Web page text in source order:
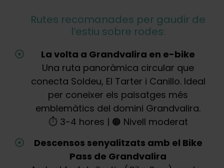
Rutes recomanades per gaudir de
l’estiu sobre rodes:
La volta a Grandvalira en e-bike
Una ruta panoràmica circular que
conecta Soldeu, El Tarter i Canillo. Ideal
per coneixer els paisatges més
emblemàtics del domini Grandvalira.
⏱️ 3-4 hores | 🟠 Nivell moderat
Descensos senyalitzats amb el Bike
Pass de Grandvalira